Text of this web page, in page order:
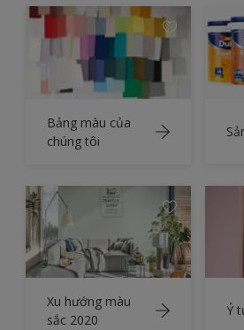
Bảng màu của
chúng tôi
Xu hướng màu
sắc 2020
Ý